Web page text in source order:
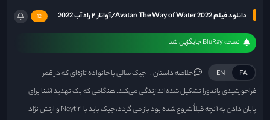
دانلود فیلم Avatar: The Way of Water 2022/آواتار ۲ راه آب 2022 12
نسخه BluRay جایگزین شد
FA
EN خلاصه داستان : جیک سالی با خانواده تازه‌ای که در قمر
فراخورشیدی پاندورا تشکیل شده‌اند زندگی می‌کند. هنگامی که یک تهدید آشنا برای
پایان دادن به آنچه قبلاً شروع شده بود باز می گردد، جیک باید با Neytiri و ارتش نژاد